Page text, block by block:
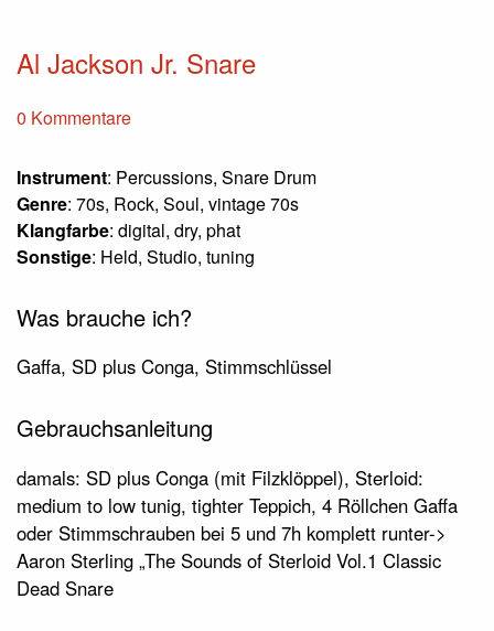
Al Jackson Jr. Snare
0 Kommentare
Instrument: Percussions, Snare Drum
Genre: 70s, Rock, Soul, vintage 70s
Klangfarbe: digital, dry, phat
Sonstige: Held, Studio, tuning
Was brauche ich?
Gaffa, SD plus Conga, Stimmschlüssel
Gebrauchsanleitung
damals: SD plus Conga (mit Filzklöppel), Sterloid:
medium to low tunig, tighter Teppich, 4 Röllchen Gaffa
oder Stimmschrauben bei 5 und 7h komplett runter->
Aaron Sterling „The Sounds of Sterloid Vol.1 Classic
Dead Snare